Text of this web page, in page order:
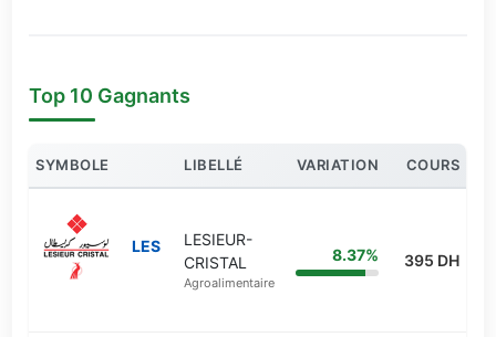
Top 10 Gagnants
SYMBOLE LIBELLÉ VARIATION COURS
LES
LESIEUR-
CRISTAL
Agroalimentaire
8.37% 395 DH